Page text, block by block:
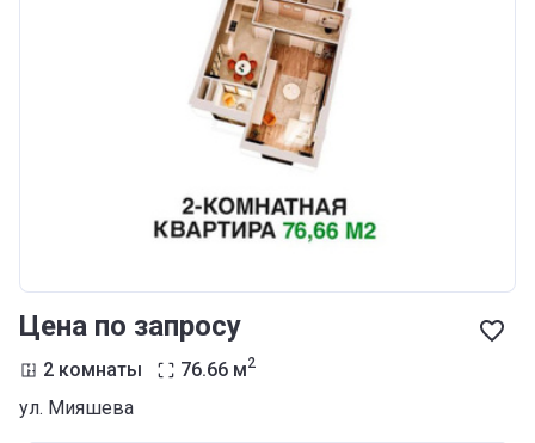
Цена по запросу
2 комнаты 76.66 м2
ул. Мияшева